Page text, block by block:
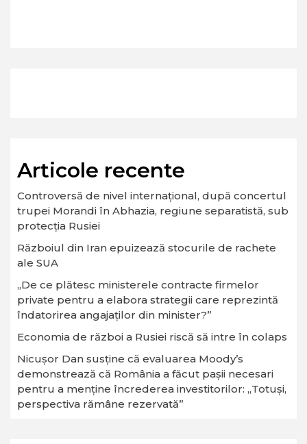
Articole recente
Controversă de nivel internațional, după concertul
trupei Morandi în Abhazia, regiune separatistă, sub
protecția Rusiei
Războiul din Iran epuizează stocurile de rachete
ale SUA
„De ce plătesc ministerele contracte firmelor
private pentru a elabora strategii care reprezintă
îndatorirea angajaților din minister?”
Economia de război a Rusiei riscă să intre în colaps
Nicușor Dan susține că evaluarea Moody’s
demonstrează că România a făcut pașii necesari
pentru a menține încrederea investitorilor: „Totuși,
perspectiva rămâne rezervată”